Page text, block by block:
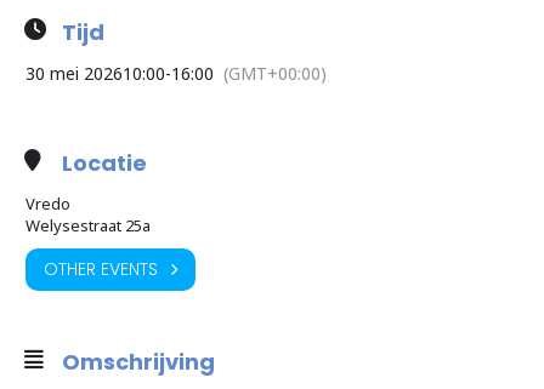
Tijd
30 mei 202610:00-16:00 (GMT+00:00)
Locatie
Vredo
Welysestraat 25a
OTHER EVENTS
Omschrijving